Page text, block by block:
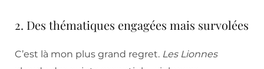
2. Des thématiques engagées mais survolées
C’est là mon plus grand regret. Les Lionnes